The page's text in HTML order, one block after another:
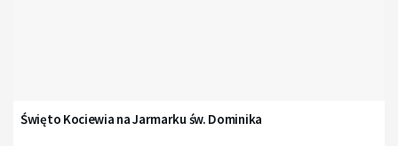
Święto Kociewia na Jarmarku św. Dominika